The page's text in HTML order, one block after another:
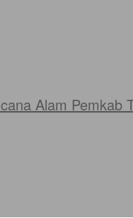
Alam Pemkab